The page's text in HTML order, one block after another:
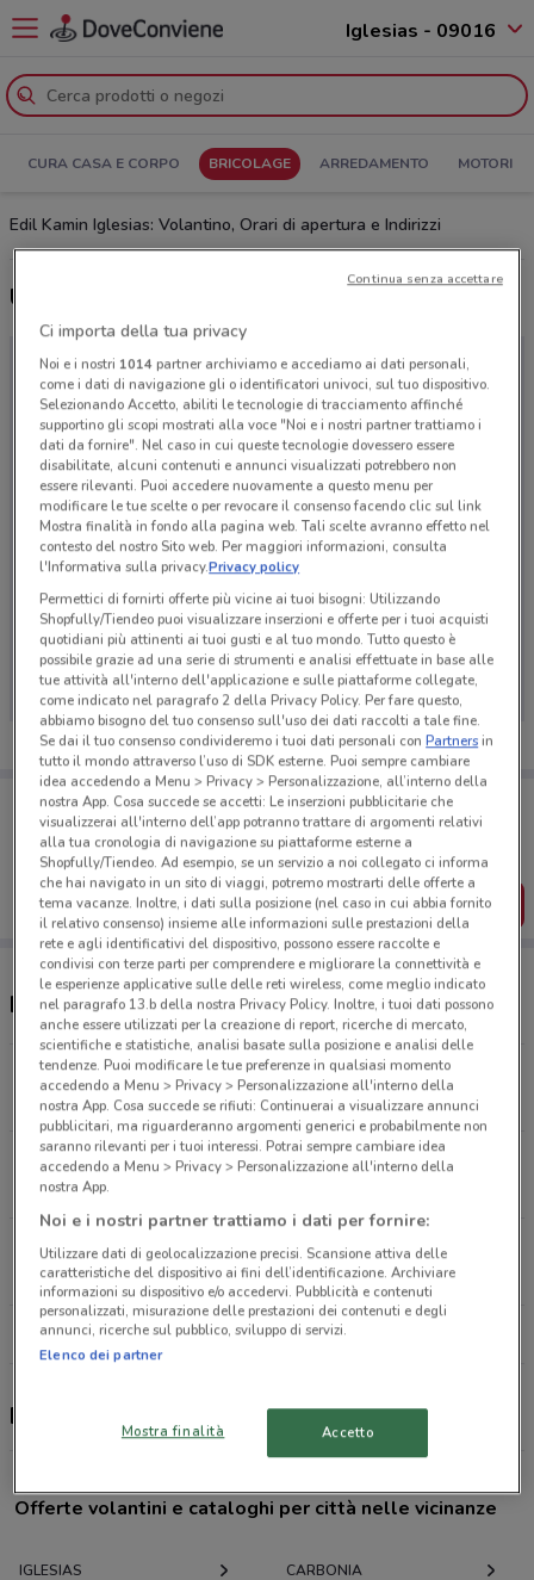
Iglesias - 09016
CURA CASA E CORPO BRICOLAGE ARREDAMENTO MOTORI
Edil Kamin Iglesias: Volantino, Orari di apertura e Indirizzi
Ultime offerte del volantino Edil Kamin
Ci dispiace, al momento non abbiamo pubblicato
volantini nella tua zona. Riprova più tardi.
Porta DoveConviene sempre con te!
Puoi trovare le migliori offerte dei negozi vicino a te,
salvarle e creare la tua lista del risparmio, comodamente
dal tuo cellulare.
SCARICA L’APP
Negozi Edil Kamin a Iglesias
Via R. Cattaneo 14 Iglesias
378 m
Via Carbonia 71 Guspini
26.1 km
Via Gramsci 149 Guspini
27.1 km
Tutti i negozi Edil Kamin
Edil Kamin, offerte e negozi
Offerte volantini e cataloghi per città nelle vicinanze
IGLESIAS CARBONIA
Ci importa della tua privacy
Noi e i nostri 1014partner archiviamo e accediamo ai dati personali,
come i dati di navigazione gli o identificatori univoci, sul tuo dispositivo.
Selezionando Accetto, abiliti le tecnologie di tracciamento affinché
supportino gli scopi mostrati alla voce "Noi e i nostri partner trattiamo i
dati da fornire". Nel caso in cui queste tecnologie dovessero essere
disabilitate, alcuni contenuti e annunci visualizzati potrebbero non
essere rilevanti. Puoi accedere nuovamente a questo menu per
modificare le tue scelte o per revocare il consenso facendo clic sul link
Mostra finalità in fondo alla pagina web. Tali scelte avranno effetto nel
contesto del nostro Sito web. Per maggiori informazioni, consulta
l'Informativa sulla privacy.Privacy policy
Permettici di fornirti offerte più vicine ai tuoi bisogni: Utilizzando
Shopfully/Tiendeo puoi visualizzare inserzioni e offerte per i tuoi acquisti
quotidiani più attinenti ai tuoi gusti e al tuo mondo. Tutto questo è
possibile grazie ad una serie di strumenti e analisi effettuate in base alle
tue attività all'interno dell'applicazione e sulle piattaforme collegate,
come indicato nel paragrafo 2 della Privacy Policy. Per fare questo,
abbiamo bisogno del tuo consenso sull'uso dei dati raccolti a tale fine.
Se dai il tuo consenso condivideremo i tuoi dati personali conPartnersin
tutto il mondo attraverso l’uso di SDK esterne. Puoi sempre cambiare
idea accedendo a Menu > Privacy > Personalizzazione, all’interno della
nostra App. Cosa succede se accetti: Le inserzioni pubblicitarie che
visualizzerai all'interno dell’app potranno trattare di argomenti relativi
alla tua cronologia di navigazione su piattaforme esterne a
Shopfully/Tiendeo. Ad esempio, se un servizio a noi collegato ci informa
che hai navigato in un sito di viaggi, potremo mostrarti delle offerte a
tema vacanze. Inoltre, i dati sulla posizione (nel caso in cui abbia fornito
il relativo consenso) insieme alle informazioni sulle prestazioni della
rete e agli identificativi del dispositivo, possono essere raccolte e
condivisi con terze parti per comprendere e migliorare la connettività e
le esperienze applicative sulle delle reti wireless, come meglio indicato
nel paragrafo 13.b della nostra Privacy Policy. Inoltre, i tuoi dati possono
anche essere utilizzati per la creazione di report, ricerche di mercato,
scientifiche e statistiche, analisi basate sulla posizione e analisi delle
tendenze. Puoi modificare le tue preferenze in qualsiasi momento
accedendo a Menu > Privacy > Personalizzazione all'interno della
nostra App. Cosa succede se rifiuti: Continuerai a visualizzare annunci
pubblicitari, ma riguarderanno argomenti generici e probabilmente non
saranno rilevanti per i tuoi interessi. Potrai sempre cambiare idea
accedendo a Menu > Privacy > Personalizzazione all'interno della
nostra App.
Noi e i nostri partner trattiamo i dati per fornire:
Utilizzare dati di geolocalizzazione precisi. Scansione attiva delle
caratteristiche del dispositivo ai fini dell’identificazione. Archiviare
informazioni su dispositivo e/o accedervi. Pubblicità e contenuti
personalizzati, misurazione delle prestazioni dei contenuti e degli
annunci, ricerche sul pubblico, sviluppo di servizi.
Elenco dei partner
Mostra finalità Accetto
Continua senza accettare